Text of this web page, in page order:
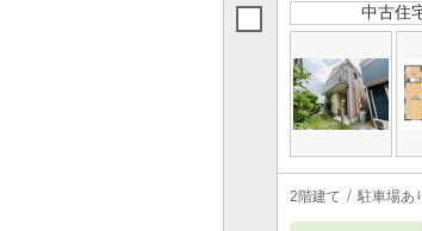
中古住
2階建て 駐車場あ